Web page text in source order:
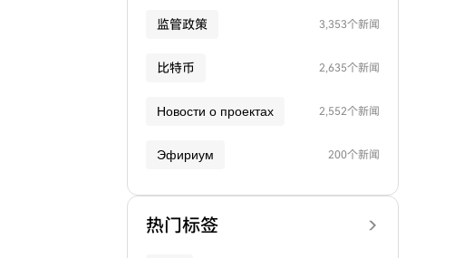
监管政策 3,353个新闻
比特币 2,635个新闻
Новости о проектах 2,552个新闻
Эфириум 200个新闻
热门标签